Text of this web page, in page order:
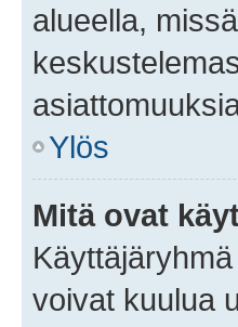
alueella,
Ylös
Mitä ovat
voivat kuulua